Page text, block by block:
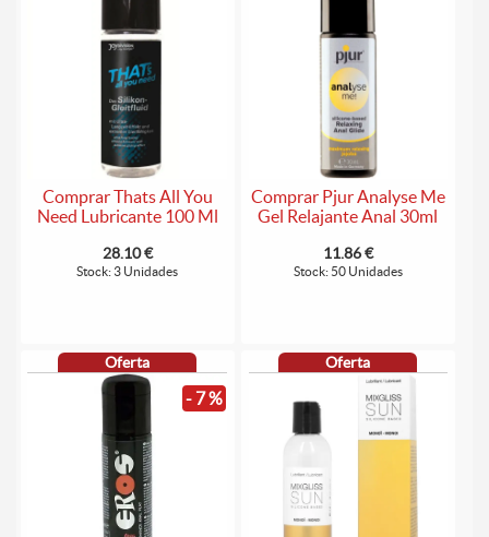
Comprar Thats All You
Need Lubricante 100 Ml
28.10 €
Stock: 3 Unidades
Comprar Pjur Analyse Me
Gel Relajante Anal 30ml
11.86 €
Stock: 50 Unidades
Oferta
- 7 %
Oferta